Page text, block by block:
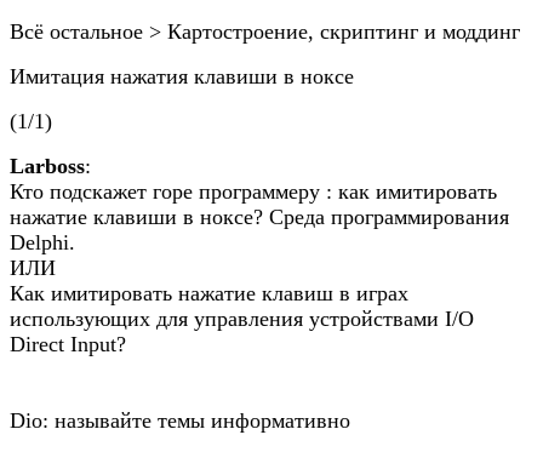
Всё остальное > Картостроение, скриптинг и моддинг
Имитация нажатия клавиши в ноксе
(1/1)
Lаrboss:
Кто подскажет горе программеру : как имитировать
нажатие клавиши в ноксе? Среда программирования
Delphi.
ИЛИ
Как имитировать нажатие клавиш в играх
использующих для управления устройствами I/O
Direct Input?
Dio: называйте темы информативно